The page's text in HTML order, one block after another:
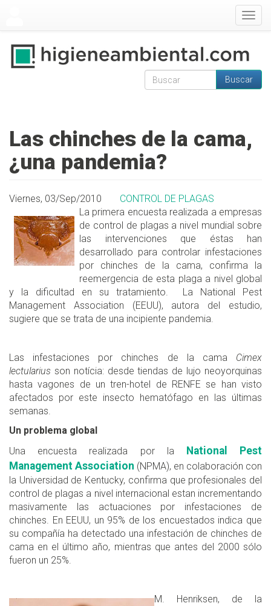
Formulario de
Buscar
Las chinches de la cama,
¿una pandemia?
Viernes, 03/Sep/2010
CONTROL DE PLAGAS
La primera encuesta realizada a empresas
de control de plagas a nivel mundial sobre
las intervenciones que éstas han
desarrollado para controlar infestaciones
por chinches de la cama, confirma la
reemergencia de esta plaga a nivel global
y la dificultad en su tratamiento. La National Pest
Management Association (EEUU), autora del estudio,
sugiere que se trata de una incipiente pandemia.
Las infestaciones por chinches de la cama Cimex
lectularius son notícia: desde tiendas de lujo neoyorquinas
hasta vagones de un tren-hotel de RENFE se han visto
afectados por este insecto hematófago en las últimas
semanas.
Un problema global
Una encuesta realizada por la
National Pest
Management Association (NPMA), en colaboración con
la Universidad de Kentucky, confirma que profesionales del
control de plagas a nivel internacional estan incrementando
masivamente las actuaciones por infestaciones de
chinches. En EEUU, un 95% de los encuestados indica que
su compañía ha detectado una infestación de chinches de
cama en el último año, mientras que antes del 2000 sólo
fueron un 25%.
M. Henriksen, de la